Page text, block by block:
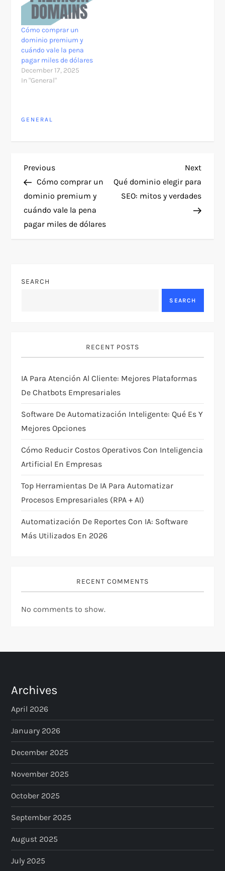
Cómo comprar un
dominio premium y
cuándo vale la pena
pagar miles de dólares
December 17, 2025
In "General"
GENERAL
P
o
s
a
g
a
t
i
o
n
Previous
Post
Previous
Cómo comprar un
dominio premium y
cuándo vale la pena
pagar miles de dólares
Next
Post
Next
Qué dominio elegir para
SEO: mitos y verdades
SEARCH
SEARCH
RECENT POSTS
IA Para Atención Al Cliente: Mejores Plataformas
De Chatbots Empresariales
Software De Automatización Inteligente: Qué Es Y
Mejores Opciones
Cómo Reducir Costos Operativos Con Inteligencia
Artificial En Empresas
Top Herramientas De IA Para Automatizar
Procesos Empresariales (RPA + AI)
Automatización De Reportes Con IA: Software
Más Utilizados En 2026
RECENT COMMENTS
No comments to show.
Archives
April 2026
January 2026
December 2025
November 2025
October 2025
September 2025
August 2025
July 2025